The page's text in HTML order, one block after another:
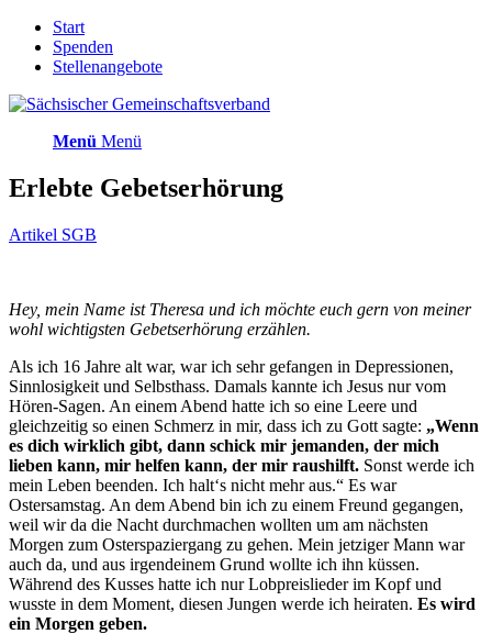
Start
Spenden
Stellenangebote
Menü Menü
Erlebte Gebetserhörung
Artikel SGB
Hey, mein Name ist Theresa und ich möchte euch gern von meiner
wohl wichtigsten Gebetserhörung erzählen.
Als ich 16 Jahre alt war, war ich sehr gefangen in Depressionen,
Sinnlosigkeit und Selbsthass. Damals kannte ich Jesus nur vom
Hören-Sagen. An einem Abend hatte ich so eine Leere und
gleichzeitig so einen Schmerz in mir, dass ich zu Gott sagte: „Wenn
es dich wirklich gibt, dann schick mir jemanden, der mich
lieben kann, mir helfen kann, der mir raushilft. Sonst werde ich
mein Leben beenden. Ich halt‘s nicht mehr aus.“ Es war
Ostersamstag. An dem Abend bin ich zu einem Freund gegangen,
weil wir da die Nacht durchmachen wollten um am nächsten
Morgen zum Osterspaziergang zu gehen. Mein jetziger Mann war
auch da, und aus irgendeinem Grund wollte ich ihn küssen.
Während des Kusses hatte ich nur Lobpreislieder im Kopf und
wusste in dem Moment, diesen Jungen werde ich heiraten. Es wird
ein Morgen geben.